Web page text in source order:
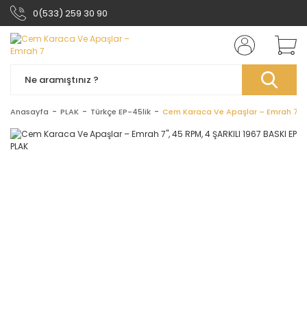
0(533) 259 30 90
Anasayfa PLAK Türkçe EP-45lik Cem Karaca Ve Apaşlar – Emrah 7'',